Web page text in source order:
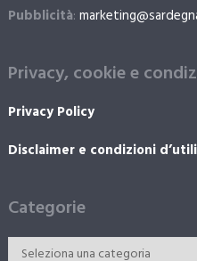
Pubblicità:
Privacy, cookie e
Privacy Policy
Disclaimer e condizioni
Categorie